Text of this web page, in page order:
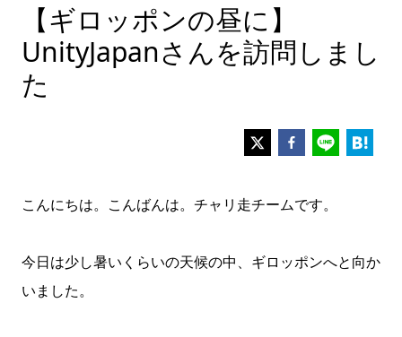
【ギロッポンの昼に】
UnityJapanさんを訪問しまし
た
こんにちは。こんばんは。チャリ走チームです。
今日は少し暑いくらいの天候の中、ギロッポンへと向か
いました。